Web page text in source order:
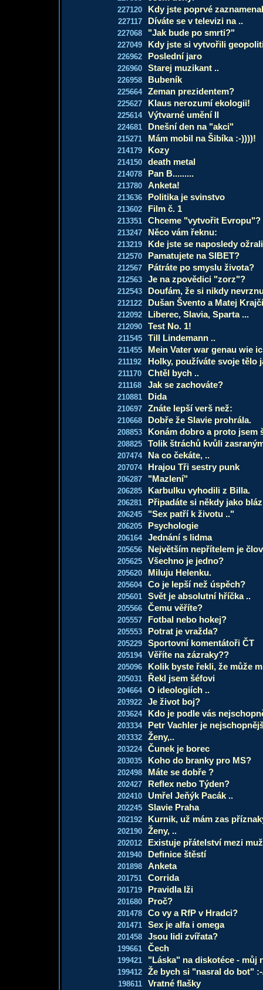
227120 Kdy jste poprvé
227117 Díváte se v televizi na ..
227068 "Jak bude po smrti?"
227049 Kdy jste si vytvořili
226962 Poslední jaro
226960 Starej muzikant ..
226958 Bubeník
225664 Zeman prezidentem?
225627 Klaus nerozumí ekologii!
225614 Výtvarné umění II
224681 Dnešní den na "akci"
215271 Mám mobil na Šibíka :-))))!
214179 Kozy
214150 death metal
214078 Pan B.........
213780 Anketa!
213636 Politika je svinstvo
213602 Film č. 1
213351 Chceme "vytvořit Evropu"?
213247 Něco vám řeknu:
213219 Kde jste se naposledy
212570 Pamatujete na SIBET?
212567 Pátráte po smyslu života?
212563 Je na zpovědici "zorz"?
212543 Doufám, že si nikdy
212122 Dušan Švento a Matej
212092 Liberec, Slavia, Sparta ...
212090 Test No. 1!
211545 Till Lindemann ..
211455 Mein Vater war genau wie
211192 Holky, používáte svoje tělo
211170 Chtěl bych ..
211168 Jak se zachováte?
210881 Dida
210697 Znáte lepší verš než:
210668 Dobře že Slavie prohrála.
208853 Konám dobro a proto jsem
208825 Tolik štráchů kvůli
207474 Na co čekáte, ..
207074 Hrajou Tři sestry punk
206287 "Mazlení"
206285 Karbulku vyhodili z Billa.
206281 Připadáte si někdy jako
206245 "Sex patří k životu .."
206205 Psychologie
206164 Jednání s lidma
205656 Největším nepřítelem je
205625 Všechno je jedno?
205620 Miluju Helenku.
205604 Co je lepší než úspěch?
205601 Svět je absolutní hříčka ..
205566 Čemu věříte?
205557 Fotbal nebo hokej?
205553 Potrat je vražda?
205229 Sportovní komentátoři ČT
205194 Věříte na zázraky??
205096 Kolik byste řekli, že může
205031 Řekl jsem šéfovi
204664 O ideologiích ..
203922 Je život boj?
203624 Kdo je podle vás
203334 Petr Vachler je
203332 Ženy,..
203224 Čunek je borec
203035 Koho do branky pro MS?
202498 Máte se dobře ?
202427 Reflex nebo Týden?
202410 Umřel Jeňýk Pacák ..
202245 Slavie Praha
202192 Kurnik, už mám zas
202190 Ženy, ..
202012 Existuje přátelství mezi
201940 Definice štěstí
201898 Anketa
201751 Corrida
201719 Pravidla lži
201680 Proč?
201478 Co vy a RfP v Hradci?
201471 Sex je alfa i omega
201458 Jsou lidi zvířata?
199661 Čech
199421 "Láska" na diskotéce - můj
199412 Že bych si "nasral do bot"
198611 Vratné flašky